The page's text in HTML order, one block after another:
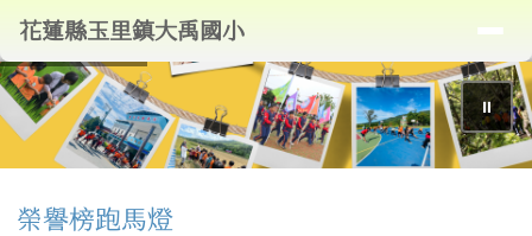
花蓮縣玉里鎮大禹國小
導覽列
花蓮縣玉里鎮大禹國小
⏸
上中區域內容
榮譽榜跑馬燈